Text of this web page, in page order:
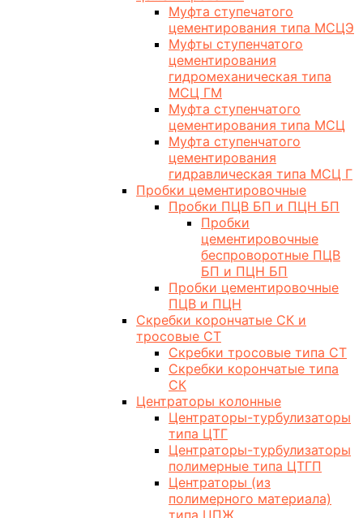
Муфта ступечатого
цементирования типа МСЦЭ
Муфты ступенчатого
цементирования
гидромеханическая типа
МСЦ ГМ
Муфта ступенчатого
цементирования типа МСЦ
Муфта ступенчатого
цементирования
гидравлическая типа МСЦ Г
Пробки цементировочные
Пробки ПЦВ БП и ПЦН БП
Пробки
цементировочные
беспроворотные ПЦВ
БП и ПЦН БП
Пробки цементировочные
ПЦВ и ПЦН
Скребки корончатые СК и
тросовые СТ
Скребки тросовые типа СТ
Скребки корончатые типа
СК
Центраторы колонные
Центраторы-турбулизаторы
типа ЦТГ
Центраторы-турбулизаторы
полимерные типа ЦТГП
Центраторы (из
полимерного материала)
типа ЦПЖ